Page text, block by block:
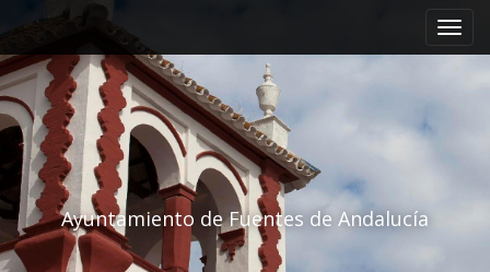
Menú principal
Saltar al contenido
Ayuntamiento de Fuentes de Andalucía